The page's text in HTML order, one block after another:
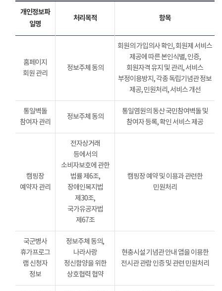
개인정보파
일명
처리목적 항목
홈페이지
회원 관리
정보주체 동의
회원의 가입의사 확인, 회원제 서비스
제공에 따른 본인식별, 인증,
회원자격 유지 및 관리, 서비스
부정이용방지, 각종 독립기념관 정보
제공, 민원처리, 서비스 개선
통일벽돌
참여자 관리
정보주체 동의
통일염원의 동산 국민참여벽돌 및
참여자 등록, 확인 서비스 제공
캠핑장
예약자 관리
전자상거래
등에서의
소비자보호에 관한
법률 제6조,
장애인복지법
제30조,
국가유공자법
제67조
캠핑장 예약 및 이용과 관련한
민원처리
국군병사
휴가프로그
램 신청자
정보
정보주체 동의,
나라사랑
정신함양을 위한
상호협력 협약
현충시설 기념관 안내 앱을 이용한
전시관 관람 인증 및 관련 민원처리